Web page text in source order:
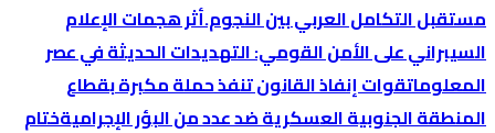
مستقبل التكامل العربي بين النجوم.أثر هجمات الإعلام
السيبراني على الأمن القومي: التهديدات الحديثة في عصر
المعلوماتقوات إنفاذ القانون تنفذ حملة مكبرة بقطاع
المنطقة الجنوبية العسكرية ضد عدد من البؤر الإجراميةختام